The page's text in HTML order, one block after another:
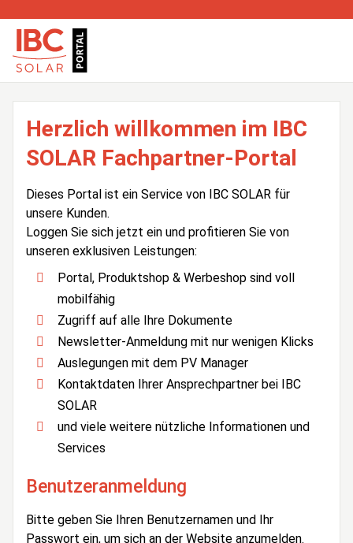
Herzlich willkommen im IBC
SOLAR Fachpartner-Portal
Dieses Portal ist ein Service von IBC SOLAR für
unsere Kunden.
Loggen Sie sich jetzt ein und profitieren Sie von
unseren exklusiven Leistungen:
Portal, Produktshop & Werbeshop sind voll
mobilfähig
Zugriff auf alle Ihre Dokumente
Newsletter-Anmeldung mit nur wenigen Klicks
Auslegungen mit dem PV Manager
Kontaktdaten Ihrer Ansprechpartner bei IBC
SOLAR
und viele weitere nützliche Informationen und
Services
Benutzeranmeldung
Bitte geben Sie Ihren Benutzernamen und Ihr
Passwort ein, um sich an der Website anzumelden.